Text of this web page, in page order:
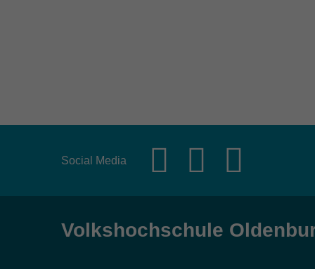
Social Media
Volkshochschule